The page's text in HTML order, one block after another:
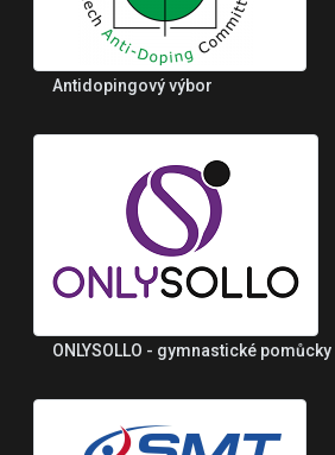
Antidopingový výbor
ONLYSOLLO - gymnastické pomůcky